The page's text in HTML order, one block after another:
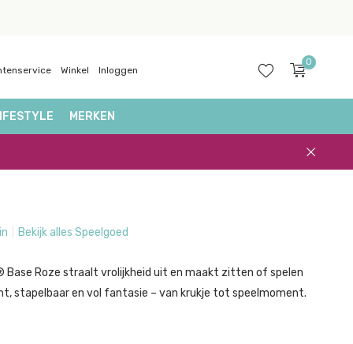
Winkel Inloggen
0
MERKEN
Bekijk alles Speelgoed
Base Roze straalt vrolijkheid uit en maakt zitten of spelen
stapelbaar en vol fantasie – van krukje tot speelmoment.